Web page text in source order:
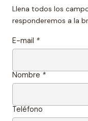
Llena todos los
responderemos a la
E-mail *
Nombre *
Teléfono